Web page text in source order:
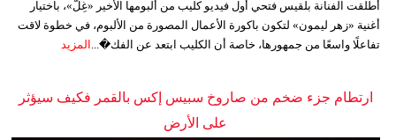
أطلقت الفنانة بلقيس فتحي أول فيديو كليب من ألبومها الأخير «غِلّ»، باختيار
أغنية «زهر ليمون» لتكون باكورة الأعمال المصورة من الألبوم، في خطوة لاقت
تفاعلًا واسعًا من جمهورها، خاصة أن الكليب ابتعد عن الفك�...
المزيد
ارتطام جزء ضخم من صاروخ سبيس إكس بالقمر فكيف سيؤثر
على الأرض